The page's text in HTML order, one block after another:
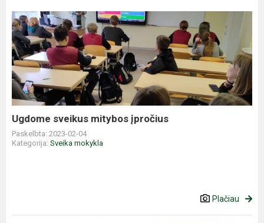
Ugdome
sveikus
mitybos
įpročius
Ugdome sveikus mitybos įpročius
Paskelbta: 2023-02-04
Kategorija: Sveika mokykla
Plačiau